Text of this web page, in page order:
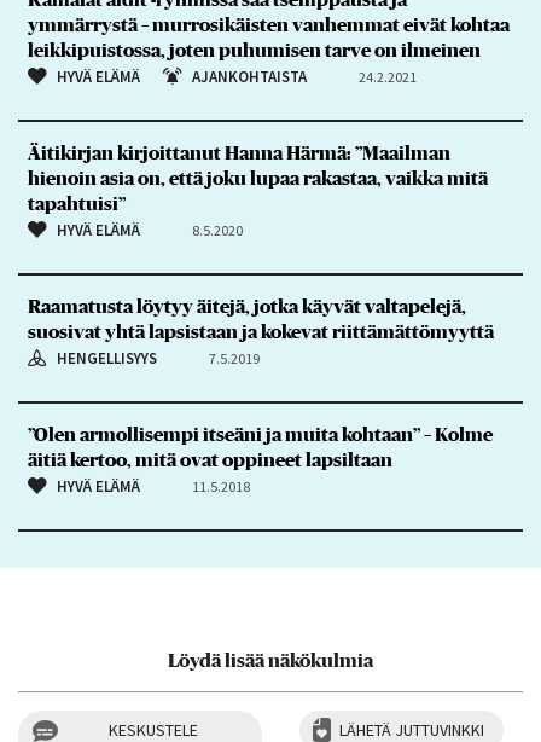
ymmärrystä – murrosikäisten vanhemmat eivät kohtaa
leikkipuistossa, joten puhumisen tarve on ilmeinen
HYVÄ ELÄMÄ AJANKOHTAISTA 24.2.2021
Äitikirjan kirjoittanut Hanna Härmä: ”Maailman
hienoin asia on, että joku lupaa rakastaa, vaikka mitä
tapahtuisi”
HYVÄ ELÄMÄ 8.5.2020
Raamatusta löytyy äitejä, jotka käyvät valtapelejä,
suosivat yhtä lapsistaan ja kokevat riittämättömyyttä
HENGELLISYYS 7.5.2019
”Olen armollisempi itseäni ja muita kohtaan” – Kolme
äitiä kertoo, mitä ovat oppineet lapsiltaan
HYVÄ ELÄMÄ 11.5.2018
Löydä lisää näkökulmia
KESKUSTELE
LÄHETÄ JUTTUVINKKI